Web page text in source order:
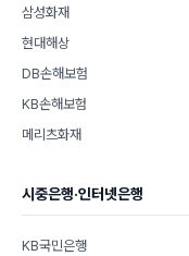
삼성화재
현대해상
DB손해보험
KB손해보험
메리츠화재
시중은행·인터넷은행
KB국민은행